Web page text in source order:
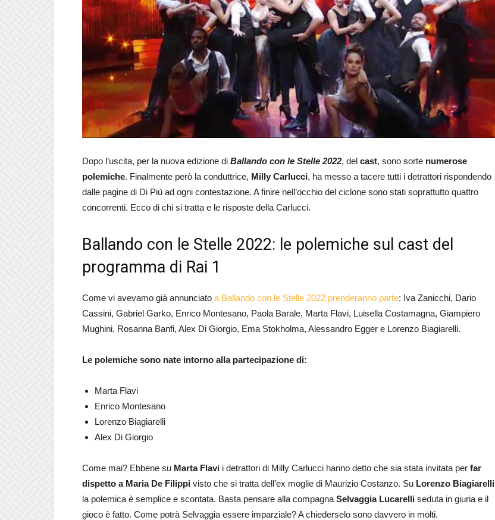
Dopo l’uscita, per la nuova edizione di Ballando con le Stelle 2022, del cast, sono sorte numerose
polemiche. Finalmente però la conduttrice, Milly Carlucci, ha messo a tacere tutti i detrattori rispondendo
dalle pagine di Di Più ad ogni contestazione. A finire nell’occhio del ciclone sono stati soprattutto quattro
concorrenti. Ecco di chi si tratta e le risposte della Carlucci.
Ballando con le Stelle 2022: le polemiche sul cast del
programma di Rai 1
Come vi avevamo già annunciato a Ballando con le Stelle 2022 prenderanno parte: Iva Zanicchi, Dario
Cassini, Gabriel Garko, Enrico Montesano, Paola Barale, Marta Flavi, Luisella Costamagna, Giampiero
Mughini, Rosanna Banfi, Alex Di Giorgio, Ema Stokholma, Alessandro Egger e Lorenzo Biagiarelli.
Le polemiche sono nate intorno alla partecipazione di:
Marta Flavi
Enrico Montesano
Lorenzo Biagiarelli
Alex Di Giorgio
Come mai? Ebbene su Marta Flavi i detrattori di Milly Carlucci hanno detto che sia stata invitata per far
dispetto a Maria De Filippi visto che si tratta dell’ex moglie di Maurizio Costanzo. Su Lorenzo Biagiarelli
la polemica è semplice e scontata. Basta pensare alla compagna Selvaggia Lucarelli seduta in giuria e il
gioco è fatto. Come potrà Selvaggia essere imparziale? A chiederselo sono davvero in molti.